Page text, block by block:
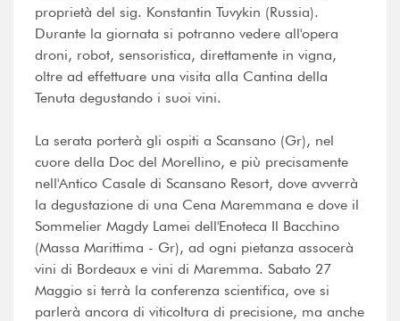
proprietà del sig. Konstantin Tuvykin (Russia).
Durante la giornata si potranno vedere all'opera
droni, robot, sensoristica, direttamente in vigna,
oltre ad effettuare una visita alla Cantina della
Tenuta degustando i suoi vini.
La serata porterà gli ospiti a Scansano (Gr), nel
cuore della Doc del Morellino, e più precisamente
nell'Antico Casale di Scansano Resort, dove avverrà
la degustazione di una Cena Maremmana e dove il
Sommelier Magdy Lamei dell'Enoteca Il Bacchino
(Massa Marittima - Gr), ad ogni pietanza assocerà
vini di Bordeaux e vini di Maremma. Sabato 27
Maggio si terrà la conferenza scientifica, ove si
parlerà ancora di viticoltura di precisione, ma anche